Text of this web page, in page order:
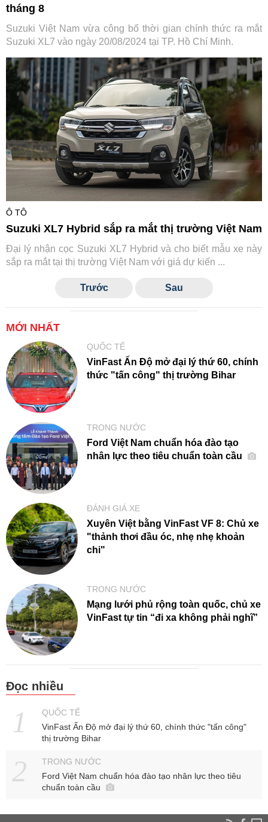
tháng 8
Suzuki Việt Nam vừa công bố thời gian chính thức ra mắt
Suzuki XL7 vào ngày 20/08/2024 tại TP. Hồ Chí Minh.
Ô TÔ
Suzuki XL7 Hybrid sắp ra mắt thị trường Việt Nam
Đại lý nhận cọc Suzuki XL7 Hybrid và cho biết mẫu xe này
sắp ra mắt tại thị trường Việt Nam với giá dự kiến ...
Trước Sau
MỚI NHẤT
QUỐC TẾ
VinFast Ấn Độ mở đại lý thứ 60, chính
thức "tấn công" thị trường Bihar
TRONG NƯỚC
Ford Việt Nam chuẩn hóa đào tạo
nhân lực theo tiêu chuẩn toàn cầu
ĐÁNH GIÁ XE
Xuyên Việt bằng VinFast VF 8: Chủ xe
"thảnh thơi đầu óc, nhẹ nhẹ khoản
chi"
TRONG NƯỚC
Mạng lưới phủ rộng toàn quốc, chủ xe
VinFast tự tin “đi xa không phải nghĩ”
Đọc nhiều
QUỐC TẾ
VinFast Ấn Độ mở đại lý thứ 60, chính thức "tấn công"
thị trường Bihar
TRONG NƯỚC
Ford Việt Nam chuẩn hóa đào tạo nhân lực theo tiêu
chuẩn toàn cầu